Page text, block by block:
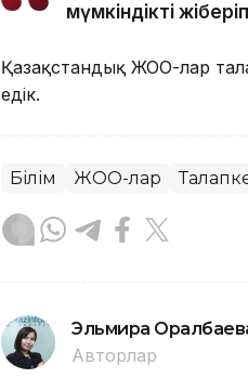
мүмкіндікті
Қазақстандық ЖОО-лар
едік.
Білім ЖОО-лар
Эльмира
Авторлар